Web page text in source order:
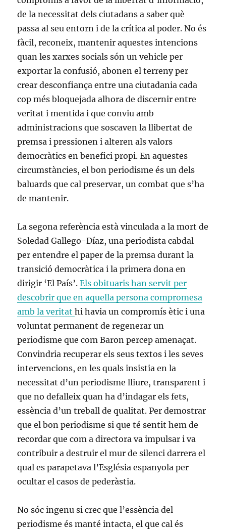
de la necessitat dels ciutadans a saber què
passa al seu entorn i de la crítica al poder. No és
fàcil, reconeix, mantenir aquestes intencions
quan les xarxes socials són un vehicle per
exportar la confusió, abonen el terreny per
crear desconfiança entre una ciutadania cada
cop més bloquejada alhora de discernir entre
veritat i mentida i que conviu amb
administracions que soscaven la llibertat de
premsa i pressionen i alteren als valors
democràtics en benefici propi. En aquestes
circumstàncies, el bon periodisme és un dels
baluards que cal preservar, un combat que s’ha
de mantenir.
La segona referència està vinculada a la mort de
Soledad Gallego-Díaz, una periodista cabdal
per entendre el paper de la premsa durant la
transició democràtica i la primera dona en
dirigir ‘El País’.Els obituaris han servit per
descobrir que en aquella persona compromesa
amb la veritathi havia un compromís ètic i una
voluntat permanent de regenerar un
periodisme que com Baron percep amenaçat.
Convindria recuperar els seus textos i les seves
intervencions, en les quals insistia en la
necessitat d’un periodisme lliure, transparent i
que no defalleix quan ha d’indagar els fets,
essència d’un treball de qualitat. Per demostrar
que el bon periodisme si que té sentit hem de
recordar que com a directora va impulsar i va
contribuir a destruir el mur de silenci darrera el
qual es parapetava l’Església espanyola per
ocultar el casos de pederàstia.
No sóc ingenu si crec que l’essència del
periodisme és manté intacta, el que cal és